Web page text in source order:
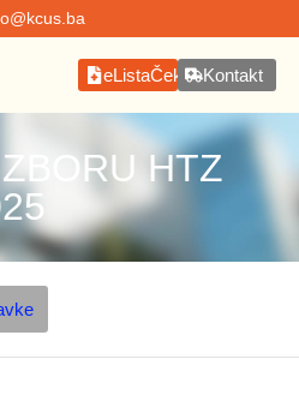
eListaČekanjaKontakt
HTZ